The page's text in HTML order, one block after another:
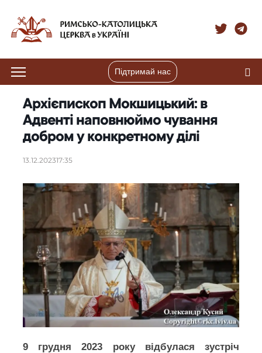
Підтримай нас
Архієпископ Мокшицький: в
Адвенті наповнюймо чування
добром у конкретному ділі
13.12.202317:35
9 грудня 2023 року відбулася зустріч